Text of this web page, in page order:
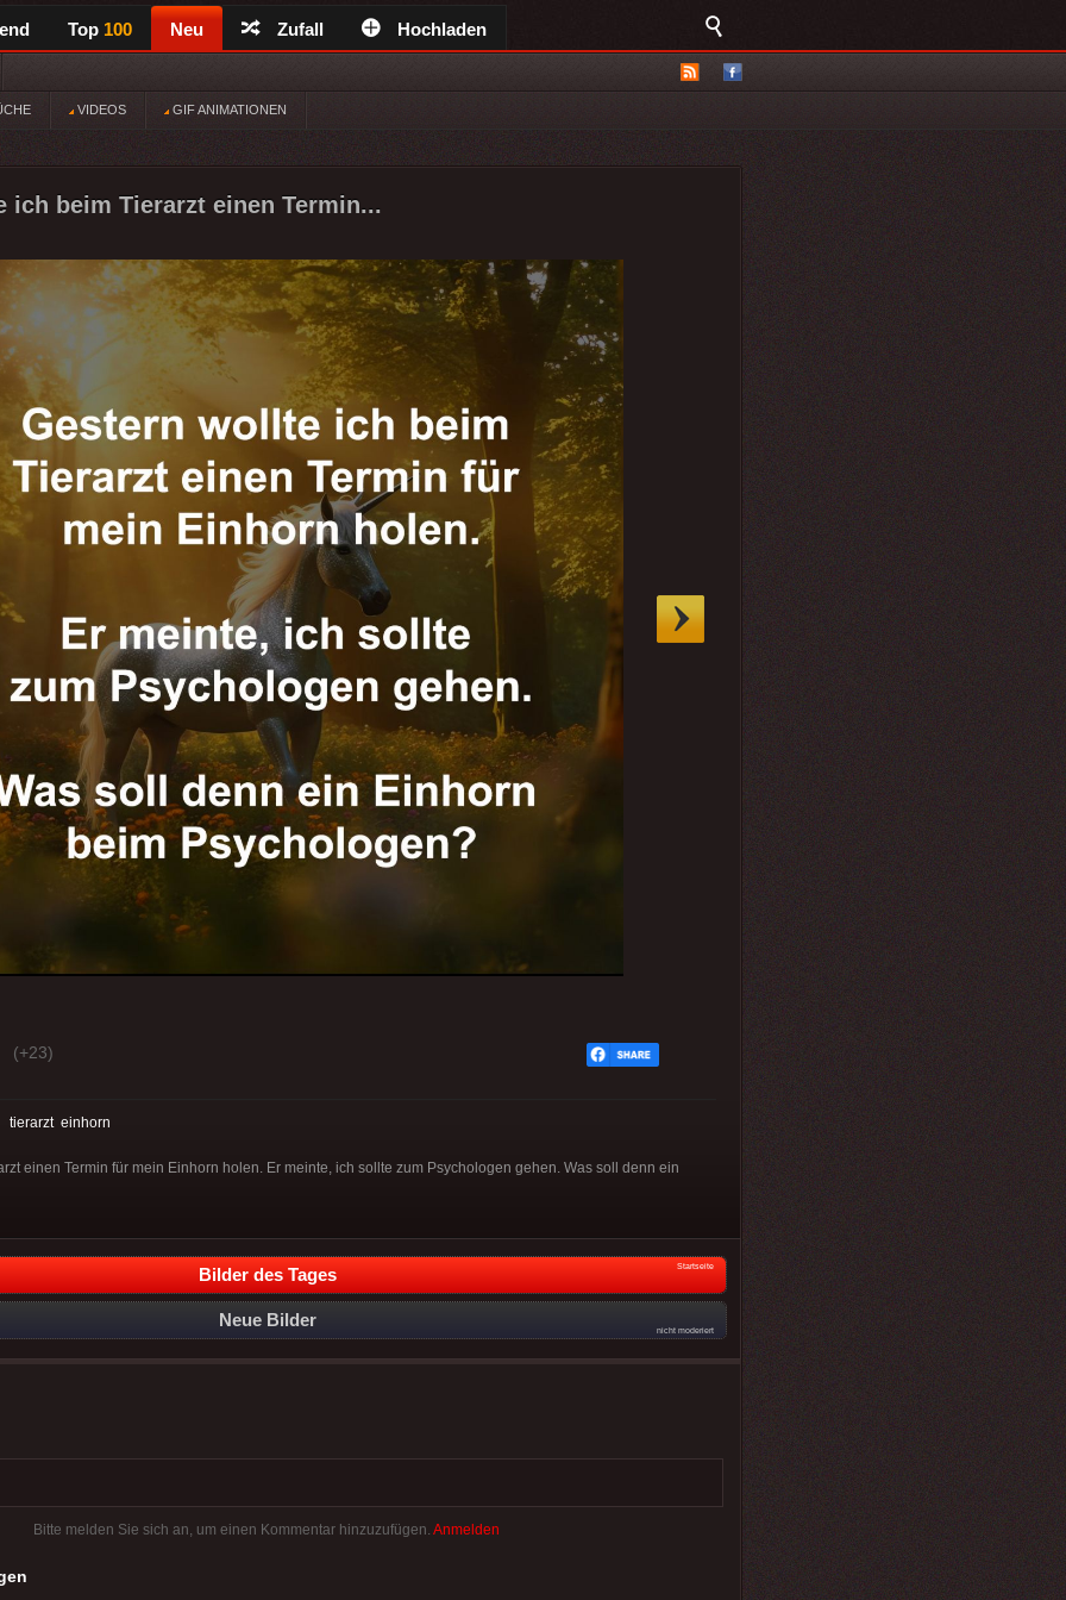
Top 100 Neu Zufall Hochladen
VIDEOS GIF ANIMATIONEN
ich beim Tierarzt einen Termin...
(+23)
tierarzt einhorn
einen Termin für mein Einhorn holen. Er meinte, ich sollte zum Psychologen gehen. Was soll denn ein
Bilder des Tages Startseite
Neue Bilder
nicht moderiert
Bitte melden Sie sich an, um einen Kommentar hinzuzufügen. Anmelden